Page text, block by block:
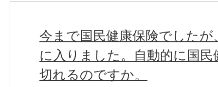
今まで国民健康保険でしたが
に入りました。自動的に国
切れるのですか。